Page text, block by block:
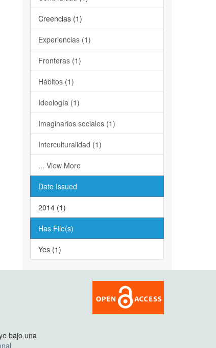
Creencias (1)
Experiencias (1)
Fronteras (1)
Hábitos (1)
Ideología (1)
Imaginarios sociales (1)
Interculturalidad (1)
... View More
Date Issued
2014 (1)
Has File(s)
Yes (1)
bajo una